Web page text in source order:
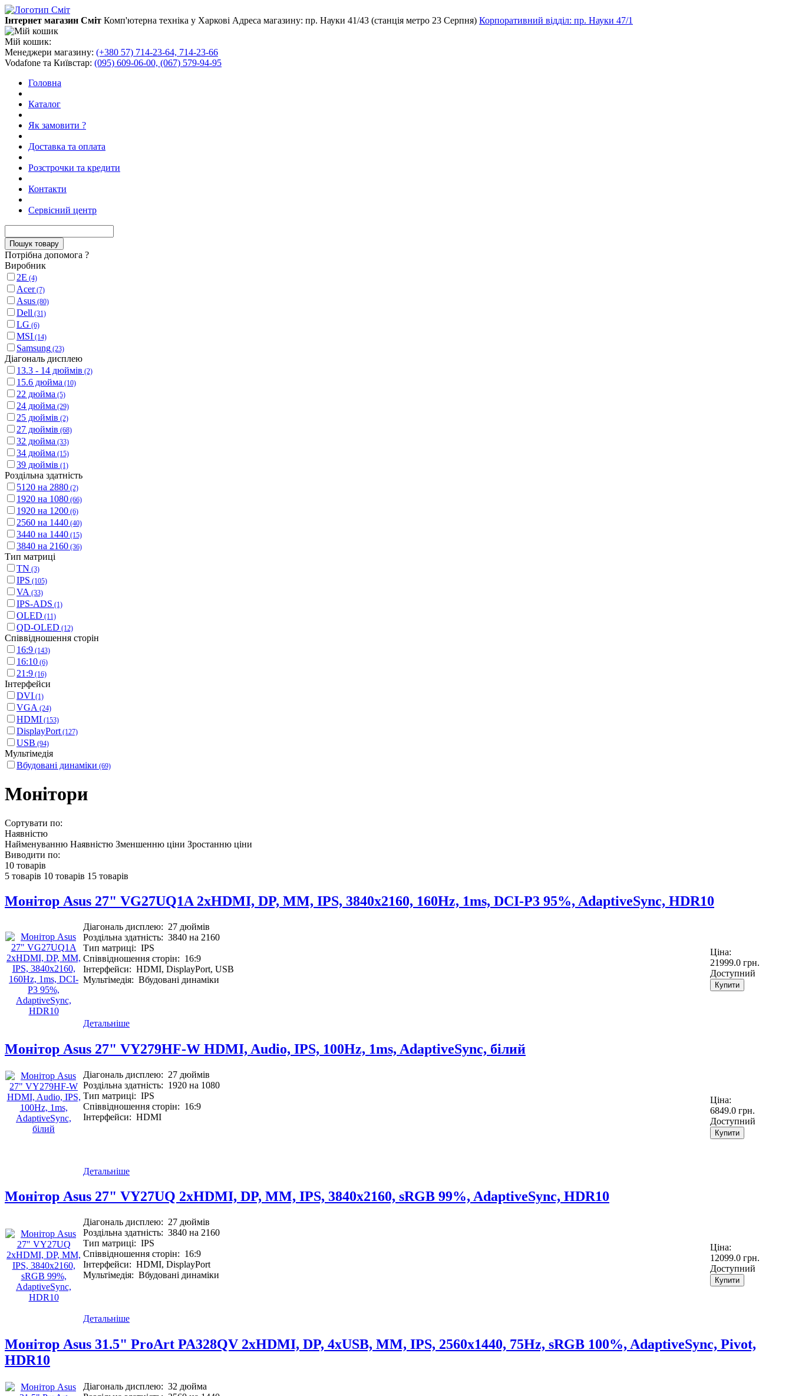
Інтернет магазин Сміт Комп'ютерна техніка у Харкові Адреса магазину: пр. Науки 41/43 (станція метро 23 Серпня) Корпоративний відділ: пр. Науки 47/1
Мій кошик:
Менеджери магазину: (+380 57) 714-23-64, 714-23-66
Vodafone та Київстар: (095) 609-06-00, (067) 579-94-95
Головна
Каталог
Як замовити ?
Доставка та оплата
Розстрочки та кредити
Контакти
Сервісний центр
Потрібна допомога ?
Виробник
2E (4)
Acer(7)
Asus (80)
Dell (31)
LG (6)
MSI (14)
Samsung (23)
Діагональ дисплею
13.3 - 14 дюймів (2)
15.6 дюйма (10)
22 дюйма (5)
24 дюйма (29)
25 дюймів (2)
27 дюймів (68)
32 дюйма (33)
34 дюйма (15)
39 дюймів (1)
Роздільна здатність
5120 на 2880 (2)
1920 на 1080 (66)
1920 на 1200 (6)
2560 на 1440 (40)
3440 на 1440 (15)
3840 на 2160 (36)
Тип матриці
TN (3)
IPS (105)
VA (33)
IPS-ADS (1)
OLED (11)
QD-OLED (12)
Співвідношення сторін
16:9 (143)
16:10 (6)
21:9 (16)
Інтерфейси
DVI (1)
VGA (24)
HDMI (153)
DisplayPort(127)
USB (94)
Мультімедія
Вбудовані динаміки (69)
Монітори
Сортувати по:
Наявністю
Найменуванню Наявністю Зменшенню ціни Зростанню ціни
Виводити по:
10 товарів
5 товарів 10 товарів 15 товарів
Монітор Asus 27" VG27UQ1A 2xHDMI, DP, MM, IPS, 3840x2160, 160Hz, 1ms, DCI-P3 95%, AdaptiveSync, HDR10
Діагональ дисплею: 27 дюймів
Роздільна здатність: 3840 на 2160
Тип матриці: IPS
Співвідношення сторін: 16:9
Інтерфейси: HDMI, DisplayPort, USB
Мультімедія: Вбудовані динаміки
Ціна:
21999.0 грн.
Доступний
Купити
Детальніше
Монітор Asus 27" VY279HF-W HDMI, Audio, IPS, 100Hz, 1ms, AdaptiveSync, білий
Діагональ дисплею: 27 дюймів
Роздільна здатність: 1920 на 1080
Тип матриці: IPS
Співвідношення сторін: 16:9
Інтерфейси: HDMI
Ціна:
6849.0 грн.
Доступний
Купити
Детальніше
Монітор Asus 27" VY27UQ 2xHDMI, DP, MM, IPS, 3840x2160, sRGB 99%, AdaptiveSync, HDR10
Діагональ дисплею: 27 дюймів
Роздільна здатність: 3840 на 2160
Тип матриці: IPS
Співвідношення сторін: 16:9
Інтерфейси: HDMI, DisplayPort
Мультімедія: Вбудовані динаміки
Ціна:
12099.0 грн.
Доступний
Купити
Детальніше
Монітор Asus 31.5" ProArt PA328QV 2xHDMI, DP, 4xUSB, MM, IPS, 2560x1440, 75Hz, sRGB 100%, AdaptiveSync, Pivot,
HDR10
Діагональ дисплею: 32 дюйма